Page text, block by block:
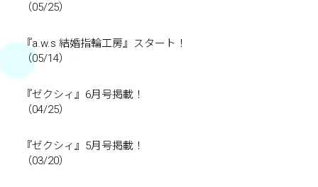
（05/25）
『a.w.s 結婚指輪工房』スタート！
（05/14）
『ゼクシィ』6月号掲載！
（04/25）
『ゼクシィ』5月号掲載！
（03/20）